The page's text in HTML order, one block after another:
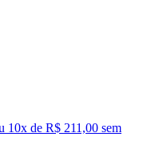
10x de R$ 211,00 sem